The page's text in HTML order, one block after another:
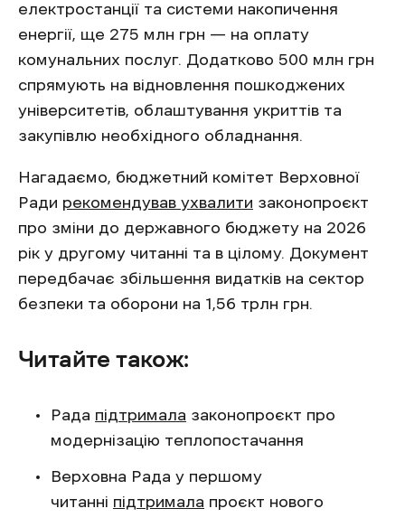
електростанції та системи накопичення
енергії, ще 275 млн грн — на оплату
комунальних послуг. Додатково 500 млн грн
спрямують на відновлення пошкоджених
університетів, облаштування укриттів та
закупівлю необхідного обладнання.
Нагадаємо, бюджетний комітет Верховної
Ради рекомендував ухвалити законопроєкт
про зміни до державного бюджету на 2026
рік у другому читанні та в цілому. Документ
передбачає збільшення видатків на сектор
безпеки та оборони на 1,56 трлн грн.
Читайте також:
Рада підтримала законопроєкт про
модернізацію теплопостачання
Верховна Рада у першому
читанні підтримала проєкт нового